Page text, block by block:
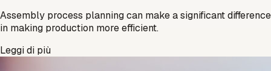
Assembly process planning can make a significant difference
in making production more efficient.
Leggi di più